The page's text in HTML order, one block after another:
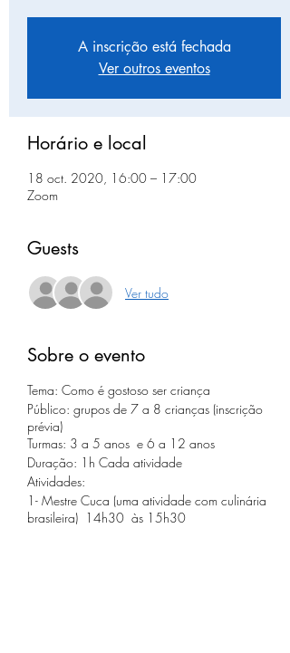
A inscrição está fechada
Ver outros eventos
Horário e local
18 oct. 2020, 16:00 – 17:00
Zoom
Guests
Ver tudo
Sobre o evento
Tema: Como é gostoso ser criança
Público: grupos de 7 a 8 crianças (inscrição
prévia)
Turmas: 3 a 5 anos e 6 a 12 anos
Duração: 1h Cada atividade
Atividades:
1- Mestre Cuca (uma atividade com culinária
brasileira) 14h30 às 15h30